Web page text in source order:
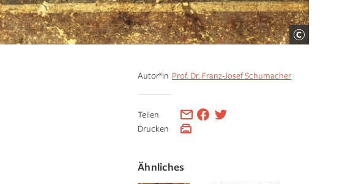
Autor*in Prof. Dr. Franz-Josef Schumacher
Teilen
Drucken
Ähnliches